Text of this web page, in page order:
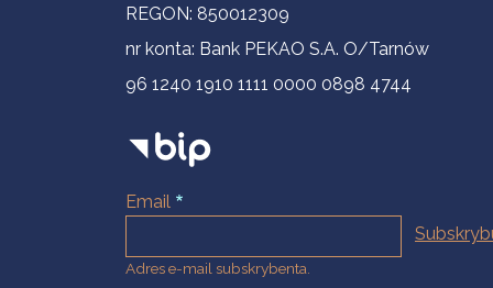
REGON: 850012309
nr konta: Bank PEKAO S.A. O/Tarnów
96 1240 1910 1111 0000 0898 4744
Email
Adres e-mail subskrybenta.